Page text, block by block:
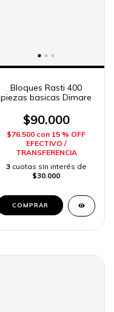
Bloques Rasti 400
piezas basicas Dimare
$90.000
$76.500 con 15 % OFF
EFECTIVO /
TRANSFERENCIA
3 cuotas sin interés de
$30.000